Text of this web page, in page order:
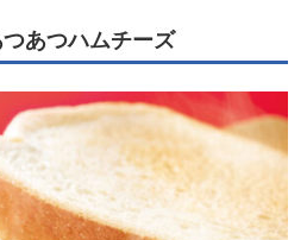
あつハムチーズ